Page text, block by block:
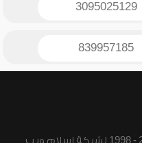
3095025129
839957185